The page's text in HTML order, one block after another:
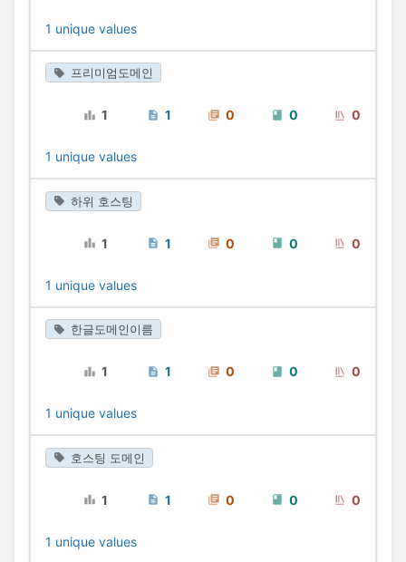
1 unique values
프리미엄도메인
1 1 0 0 0
1 unique values
하위 호스팅
1 1 0 0 0
1 unique values
한글도메인이름
1 1 0 0 0
1 unique values
호스팅 도메인
1 1 0 0 0
1 unique values